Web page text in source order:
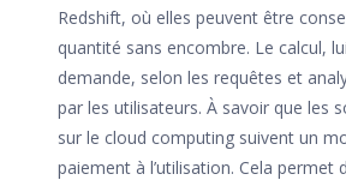
Redshift, où elles peuvent être
quantité sans encombre. Le calcul,
demande, selon les requêtes et
par les utilisateurs. À savoir que les
sur le cloud computing suivent un
paiement à l’utilisation. Cela permet